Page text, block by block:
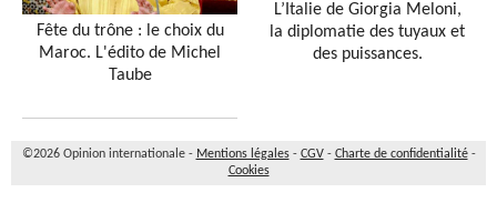
Fête du trône : le choix du
Maroc. L'édito de Michel
Taube
L’Italie de Giorgia Meloni,
la diplomatie des tuyaux et
des puissances.
©2026 Opinion internationale - Mentions légales- CGV- Charte de confidentialité-
Cookies